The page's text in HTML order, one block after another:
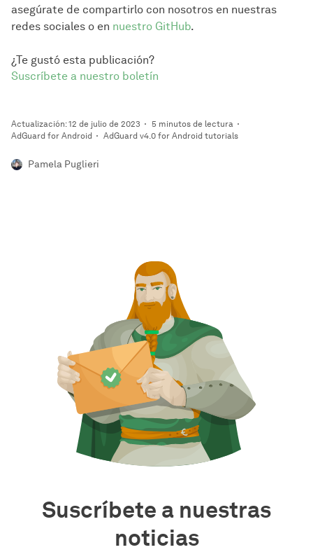
asegúrate de compartirlo con nosotros en nuestras
redes sociales o en nuestro GitHub.
¿Te gustó esta publicación?
Suscríbete a nuestro boletín
Actualización: 12 de julio de 2023
5 minutos de lectura
AdGuard for Android
AdGuard v4.0 for Android tutorials
Pamela Puglieri
Suscríbete a nuestras
noticias